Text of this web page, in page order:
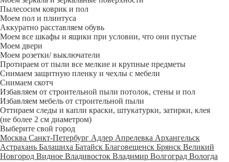
Пылесосим коврик и пол
Моем пол и плинтуса
Аккуратно расставляем обувь
Моем все шкафы и ящики при условии, что они пустые
Моем двери
Моем розетки/ выключатели
Протираем от пыли все мелкие и крупные предметы
Снимаем защитную пленку и чехлы с мебели
Снимаем скотч
Избавляем от строительной пыли потолок, стены и пол
Избавляем мебель от строительной пыли
Оттираем следы и капли краски, штукатурки, затирки, клея
(не более 2 см диаметром)
Выберите свой город
Москва Санкт-Петербург Адлер Апрелевка Архангельск
Астрахань Балашиха Батайск Благовещенск Брянск Великий
Новгород Видное Владивосток Владимир Волгоград Вологда